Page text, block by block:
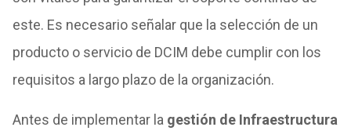
este. Es necesario señalar que la selección de un
producto o servicio de DCIM debe cumplir con los
requisitos a largo plazo de la organización.
Antes de implementar la gestión de Infraestructura